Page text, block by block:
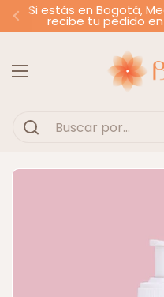
Ir al contenido
Anterior
Si estás en Bogotá,
recibe tu pedido
Abrir menú